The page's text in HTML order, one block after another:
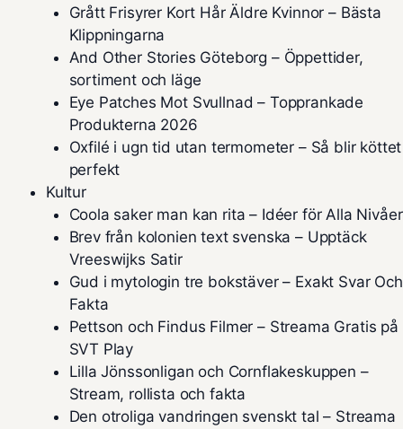
Grått Frisyrer Kort Hår Äldre Kvinnor – Bästa
Klippningarna
And Other Stories Göteborg – Öppettider,
sortiment och läge
Eye Patches Mot Svullnad – Topprankade
Produkterna 2026
Oxfilé i ugn tid utan termometer – Så blir köttet
perfekt
Kultur
Coola saker man kan rita – Idéer för Alla Nivåer
Brev från kolonien text svenska – Upptäck
Vreeswijks Satir
Gud i mytologin tre bokstäver – Exakt Svar Och
Fakta
Pettson och Findus Filmer – Streama Gratis på
SVT Play
Lilla Jönssonligan och Cornflakeskuppen –
Stream, rollista och fakta
Den otroliga vandringen svenskt tal – Streama